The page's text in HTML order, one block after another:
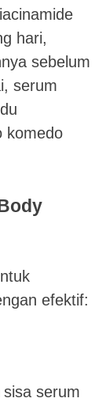
hari,
sebelum
serum
komedo
efektif:
serum